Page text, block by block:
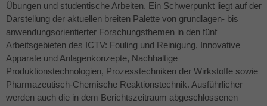
Übungen und studentische Arbeiten. Ein Schwerpunkt liegt auf der
Darstellung der aktuellen breiten Palette von grundlagen- bis
anwendungsorientierter Forschungsthemen in den fünf
Arbeitsgebieten des ICTV: Fouling und Reinigung, Innovative
Apparate und Anlagenkonzepte, Nachhaltige
Produktionstechnologien, Prozesstechniken der Wirkstoffe sowie
Pharmazeutisch-Chemische Reaktionstechnik. Ausführlicher
werden auch die in dem Berichtszeitraum abgeschlossenen